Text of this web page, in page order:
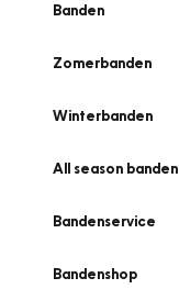
Banden
Zomerbanden
Winterbanden
All season banden
Bandenservice
Bandenshop